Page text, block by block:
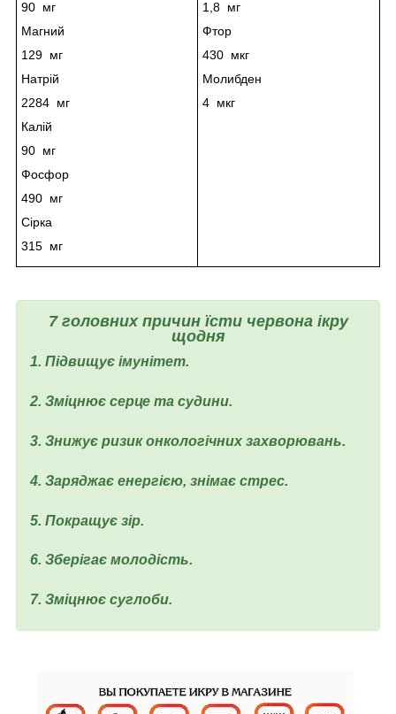
90 мг
Магний
129 мг
Натрій
2284 мг
Калій
90 мг
Фосфор
490 мг
Сірка
315 мг
1,8 мг
Фтор
430 мкг
Молибден
4 мкг
7 головних причин їсти червона ікру
щодня
1. Підвищує імунітет.
2. Зміцнює серце та судини.
3. Знижує ризик онкологічних захворювань.
4. Заряджає енергією, знімає стрес.
5. Покращує зір.
6. Зберігає молодість.
7. Зміцнює суглоби.